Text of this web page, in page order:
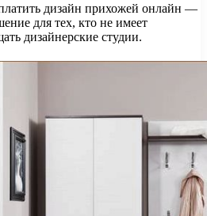
дизайн прихожей онлайн —
для тех, кто не имеет
дизайнерские студии.